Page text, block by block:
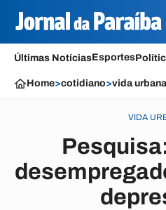
Últimas NotíciasEsportes
Home>cotidiano>vida urbana
VIDA